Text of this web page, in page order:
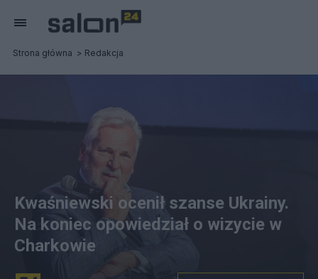
Strona główna Redakcja
Kwaśniewski ocenił szanse Ukrainy.
Na koniec opowiedział o wizycie w
Charkowie